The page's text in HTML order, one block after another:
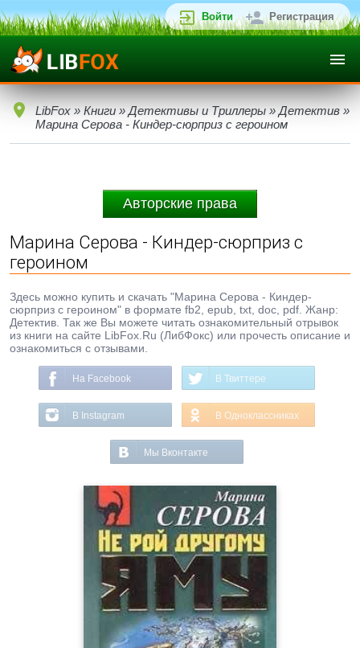
Войти Регистрация
LibFox » Книги » Детективы и Триллеры » Детектив »
Марина Серова - Киндер-сюрприз с героином
Авторские права
Марина Серова - Киндер-сюрприз с
героином
Здесь можно купить и скачать "Марина Серова - Киндер-
сюрприз с героином" в формате fb2, epub, txt, doc, pdf. Жанр:
Детектив. Так же Вы можете читать ознакомительный отрывок
из книги на сайте LibFox.Ru (ЛибФокс) или прочесть описание и
ознакомиться с отзывами.
На Facebook В Твиттере
В Instagram В Одноклассниках
Мы Вконтакте